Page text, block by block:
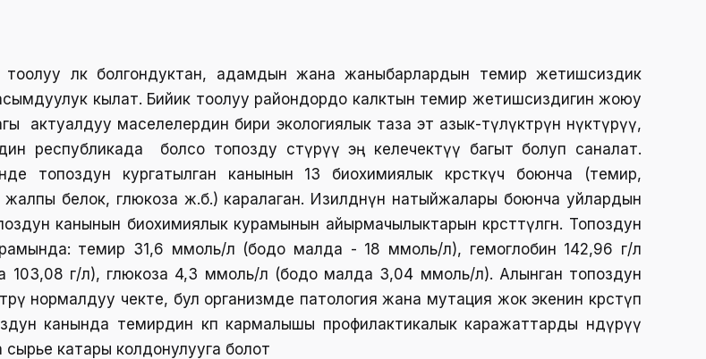
тоолуу өлкө болгондуктан, адамдын жана жаныбарлардын темир жетишсиздик
кылат. Бийик тоолуу райондордо калктын темир жетишсиздигин жоюу
актуалдуу маселелердин бири экологиялык таза эт азык-түлүктөрүн өнүктүрүү,
республикада болсо топозду өстүрүү эң келечектүү багыт болуп саналат.
топоздун кургатылган канынын 13 биохимиялык көрсөткүч боюнча (темир,
жалпы белок, глюкоза ж.б.) каралаган. Изилдөөнүн натыйжалары боюнча уйлардын
канынын биохимиялык курамынын айырмачылыктарын көрсөтөтүлгөн. Топоздун
темир 31,6 ммоль/л (бодо малда - 18 ммоль/л), гемоглобин 142,96 г/л
103,08 г/л), глюкоза 4,3 ммоль/л (бодо малда 3,04 ммоль/л). Алынган топоздун
нормалдуу чекте, бул организмде патология жана мутация жок экенин көрсөтүп
канында темирдин көп кармалышы профилактикалык каражаттарды өндүрүү
катары колдонулууга болот